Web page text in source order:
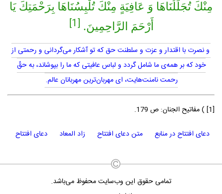
مِنْكَ تُجَلِّلُنَاهَا وَ عَافِيَةٍ مِنْكَ تُلْبِسُنَاهَا بِرَحْمَتِكَ يَا
أَرْحَمَ الرَّاحِمِينَ. [1]
و نصرت با اقتدار و عزت و سلطنت حق كه تو آشكار مى‌گردانى و رحمتى از
خود كه بر همه‌ى ما شامل گردد و لباس عافيتى كه ما را بپوشاند، به حقّ
رحمت نامنت‌هايت، اى مهربان‌ترين مهربانان عالم.
[1] ) مفاتيح الجنان: ص 179.
دعای افتتاح در منابع متن دعای افتتاح زاد المعاد دعای افتتاح
تمامی حقوق این وب‌سایت محفوظ می‌باشد.